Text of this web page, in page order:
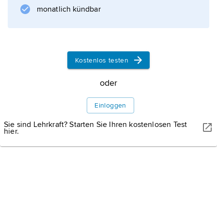
Nahrungsmittelindustrie; Fremdenverkehr;
Informationen zum Artikel
monatlich kündbar
Kostenlos testen
oder
Einloggen
Sie sind Lehrkraft? Starten Sie Ihren kostenlosen Test
hier.